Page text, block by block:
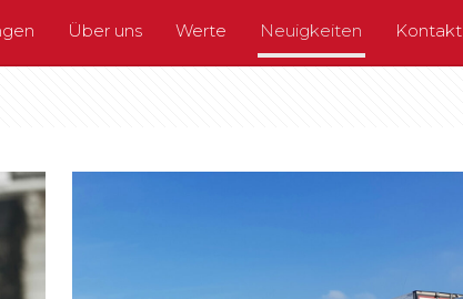
Über uns Werte Neuigkeiten Kontakt